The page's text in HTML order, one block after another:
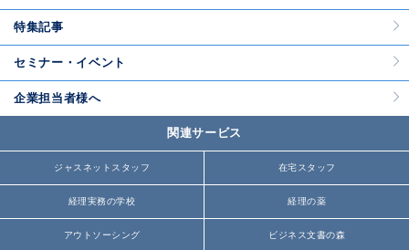
特集記事
セミナー・イベント
企業担当者様へ
関連サービス
ジャスネットスタッフ 在宅スタッフ
経理実務の学校 経理の薬
アウトソーシング ビジネス文書の森